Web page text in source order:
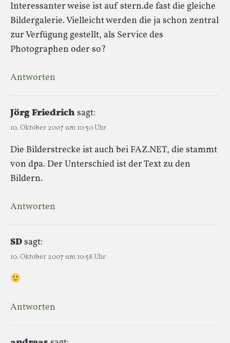
Interessanter weise ist auf stern.de fast die gleiche
Bildergalerie. Vielleicht werden die ja schon zentral
zur Verfügung gestellt, als Service des
Photographen oder so?
Antworten
Jörg Friedrich sagt:
10. Oktober 2007 um 10:50 Uhr
Die Bilderstrecke ist auch bei FAZ.NET, die stammt
von dpa. Der Unterschied ist der Text zu den
Bildern.
Antworten
SDsagt:
10. Oktober 2007 um 10:58 Uhr
Antworten